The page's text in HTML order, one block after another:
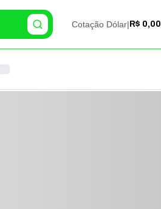
Cotação Dólar| R$ 0,00